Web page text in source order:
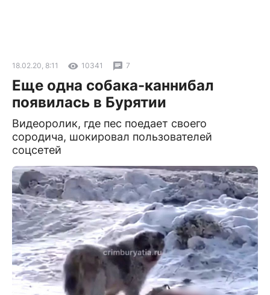
18.02.20, 8:11 10341 7
Еще одна собака-каннибал
появилась в Бурятии
Видеоролик, где пес поедает своего
сородича, шокировал пользователей
соцсетей